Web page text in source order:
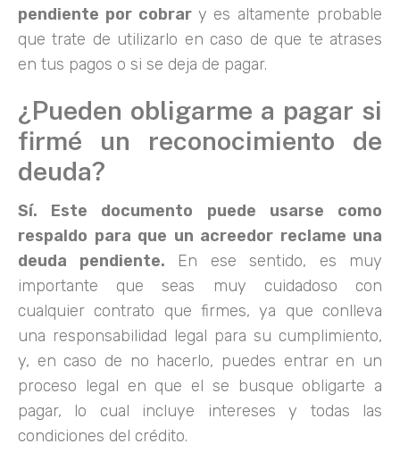
pendiente por cobrar y es altamente probable
que trate de utilizarlo en caso de que te atrases
en tus pagos o si se deja de pagar.
¿Pueden obligarme a pagar si
firmé un reconocimiento de
deuda?
Sí. Este documento puede usarse como
respaldo para que un acreedor reclame una
deuda pendiente. En ese sentido, es muy
importante que seas muy cuidadoso con
cualquier contrato que firmes, ya que conlleva
una responsabilidad legal para su cumplimiento,
y, en caso de no hacerlo, puedes entrar en un
proceso legal en que el se busque obligarte a
pagar, lo cual incluye intereses y todas las
condiciones del crédito.